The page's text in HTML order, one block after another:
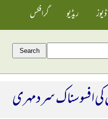
ریڈیو گرافکس
کی افسوسناک سردمہری